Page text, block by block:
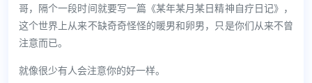
哥，隔个一段时间就要写一篇《某年某月某日精神自疗日记》，
这个世界上从来不缺奇奇怪怪的暖男和卵男，只是你们从来不曾
注意而已。
就像很少有人会注意你的好一样。